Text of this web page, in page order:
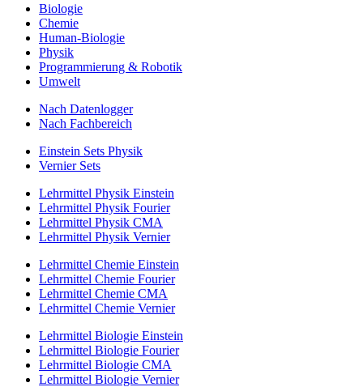
Biologie
Chemie
Human-Biologie
Physik
Programmierung & Robotik
Umwelt
Nach Datenlogger
Nach Fachbereich
Einstein Sets Physik
Vernier Sets
Lehrmittel Physik Einstein
Lehrmittel Physik Fourier
Lehrmittel Physik CMA
Lehrmittel Physik Vernier
Lehrmittel Chemie Einstein
Lehrmittel Chemie Fourier
Lehrmittel Chemie CMA
Lehrmittel Chemie Vernier
Lehrmittel Biologie Einstein
Lehrmittel Biologie Fourier
Lehrmittel Biologie CMA
Lehrmittel Biologie Vernier